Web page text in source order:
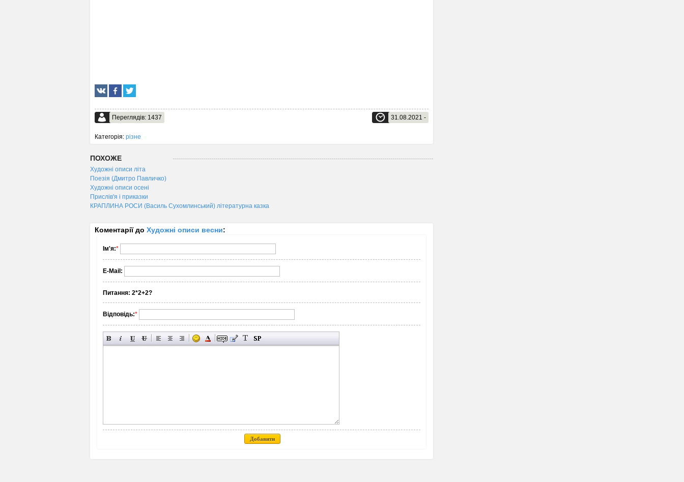
Переглядів: 1437 31.08.2021 -
Категорія: різне
ПОХОЖЕ
Художні описи літа
Поезія (Дмитро Павличко)
Художні описи осені
Прислів'я і приказки
КРАПЛИНА РОСИ (Василь Сухомлинський) літературна казка
Коментарії до Художні описи весни:
Ім'я:*
E-Mail:
Питання: 2*2+2?
Відповідь:*
Добавити